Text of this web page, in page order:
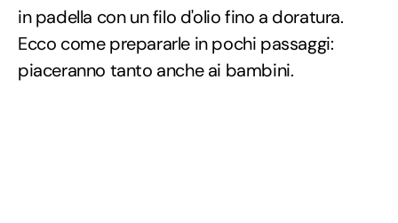
in padella con un filo d'olio fino a doratura.
Ecco come prepararle in pochi passaggi:
piaceranno tanto anche ai bambini.